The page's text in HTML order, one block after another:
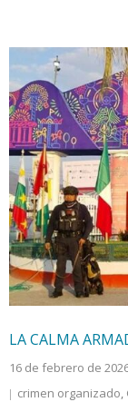
LA CALMA
16 de febrero de
crimen organizado,